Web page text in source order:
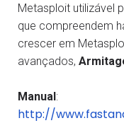
Metasploit utilizável
que compreendem
crescer em
avançados,
Manual:
http://